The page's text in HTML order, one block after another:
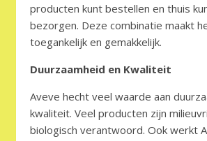
producten kunt bestellen en thuis
bezorgen. Deze combinatie maakt
toegankelijk en gemakkelijk.
Duurzaamheid en Kwaliteit
Aveve hecht veel waarde aan
kwaliteit. Veel producten zijn
biologisch verantwoord. Ook werkt